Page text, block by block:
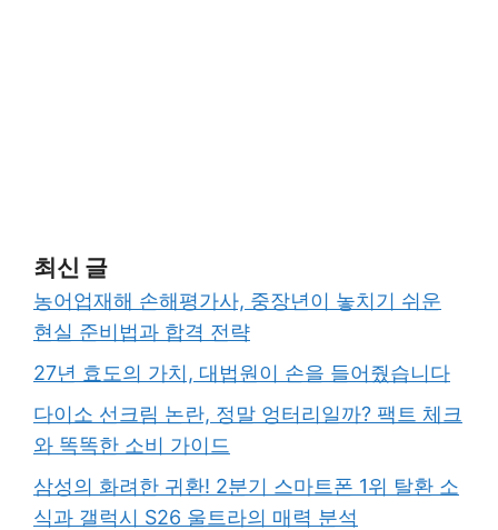
최신 글
농어업재해 손해평가사, 중장년이 놓치기 쉬운
현실 준비법과 합격 전략
27년 효도의 가치, 대법원이 손을 들어줬습니다
다이소 선크림 논란, 정말 엉터리일까? 팩트 체크
와 똑똑한 소비 가이드
삼성의 화려한 귀환! 2분기 스마트폰 1위 탈환 소
식과 갤럭시 S26 울트라의 매력 분석